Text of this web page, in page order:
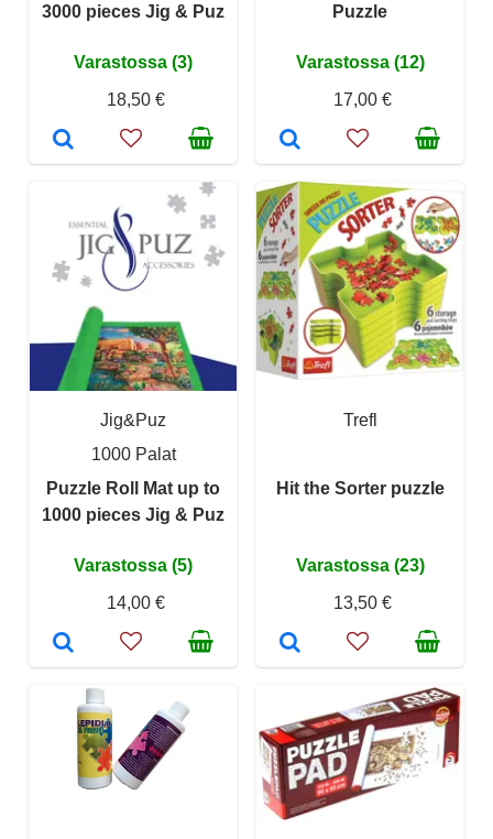
3000 pieces Jig & Puz
Varastossa (3)
18,50 €
Puzzle
Varastossa (12)
17,00 €
Jig&Puz
1000 Palat
Puzzle Roll Mat up to
1000 pieces Jig & Puz
Varastossa (5)
14,00 €
Trefl
Hit the Sorter puzzle
Varastossa (23)
13,50 €